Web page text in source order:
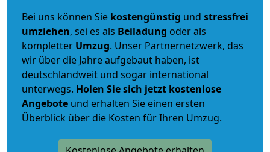
Bei uns können Sie kostengünstig und stressfrei
umziehen, sei es als Beiladung oder als
kompletter Umzug. Unser Partnernetzwerk, das
wir über die Jahre aufgebaut haben, ist
deutschlandweit und sogar international
unterwegs. Holen Sie sich jetzt kostenlose
Angebote und erhalten Sie einen ersten
Überblick über die Kosten für Ihren Umzug.